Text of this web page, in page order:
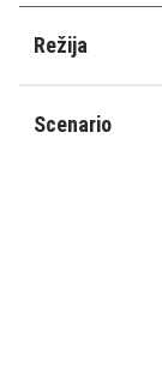
Režija
Scenario